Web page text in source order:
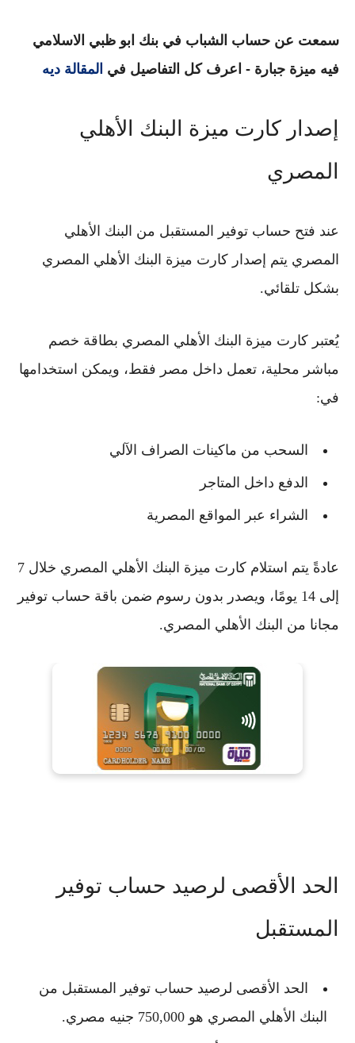
سمعت عن حساب الشباب في بنك ابو ظبي الاسلامي
فيه ميزة جبارة - اعرف كل التفاصيل في المقالة ديه
إصدار كارت ميزة البنك الأهلي
المصري
عند فتح حساب توفير المستقبل من البنك الأهلي
المصري يتم إصدار كارت ميزة البنك الأهلي المصري
بشكل تلقائي.
يُعتبر كارت ميزة البنك الأهلي المصري بطاقة خصم
مباشر محلية، تعمل داخل مصر فقط، ويمكن استخدامها
في:
السحب من ماكينات الصراف الآلي
الدفع داخل المتاجر
الشراء عبر المواقع المصرية
عادةً يتم استلام كارت ميزة البنك الأهلي المصري
خلال 7
إلى 14 يومًا، ويصدر بدون رسوم ضمن باقة
حساب توفير
مجانا من البنك الأهلي المصري.
الحد الأقصى لرصيد حساب توفير
المستقبل
الحد الأقصى لرصيد حساب توفير المستقبل من
البنك الأهلي المصري هو 750,000 جنيه مصري.